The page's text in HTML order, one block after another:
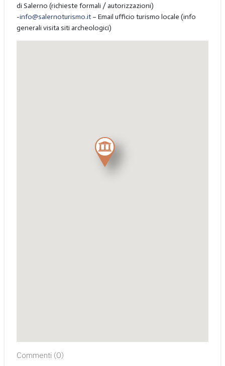
di Salerno (richieste formali / autorizzazioni)
-info@salernoturismo.it– Email ufficio turismo locale (info
generali visita siti archeologici)
Commenti (0)